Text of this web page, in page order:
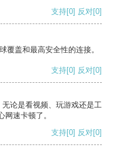
支持[0] 反对[0]
覆盖和最高安全性的连接。
支持[0] 反对[0]
论是看视频、玩游戏还是工
速卡顿了。
支持[0] 反对[0]